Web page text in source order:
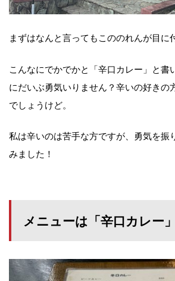
まずはなんと言ってもこののれんが目に
こんなにでかでかと「辛口カレー」と書
にだいぶ勇気いりません？辛いの好きの
でしょうけど。
私は辛いのは苦手な方ですが、勇気を振
みました！
メニューは「辛口カレー